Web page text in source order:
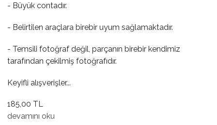
- Büyük contadır.
- Belirtilen araçlara birebir uyum sağlamaktadır.
- Temsili fotoğraf değil, parçanın birebir kendimiz
tarafından çekilmiş fotoğrafıdır.
Keyifli alışverişler...
185,00 TL
Dış Kapı Kol Contası ( Büyük ) hakkında
devamını oku